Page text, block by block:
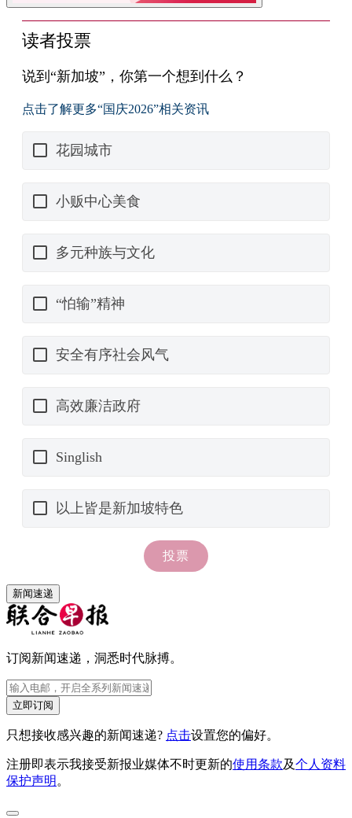
新闻速递
订阅新闻速递，洞悉时代脉搏。
立即订阅
只想接收感兴趣的新闻速递? 点击设置您的偏好。
注册即表示我接受新报业媒体不时更新的使用条款及个人资料
保护声明 。